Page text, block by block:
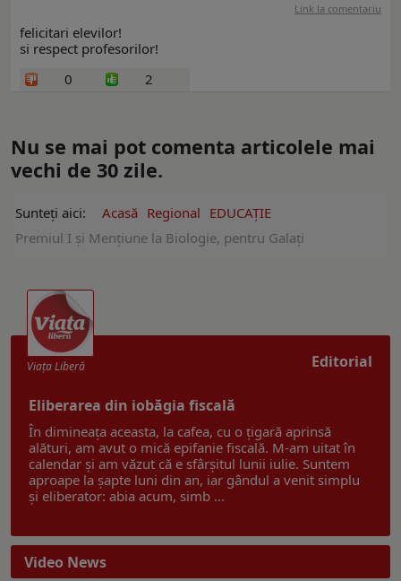
Link la comentariu
felicitari elevilor!
si respect profesorilor!
0
2
Nu se mai pot comenta articolele mai
vechi de 30 zile.
Sunteți aici: Acasă Regional EDUCAŢIE
Premiul I și Mențiune la Biologie, pentru Galați
Editorial
Viaţa Liberă
Eliberarea din iobăgia fiscală
În dimineața aceasta, la cafea, cu o țigară aprinsă
alături, am avut o mică epifanie fiscală. M-am uitat în
calendar și am văzut că e sfârșitul lunii iulie. Suntem
aproape la șapte luni din an, iar gândul a venit simplu
și eliberator: abia acum, simb ...
Video News